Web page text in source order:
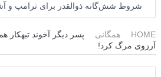
شروط شش‌گانه ذوالقدر برای ترامپ و
ذوالقدرها پخته!
ایران؛ فرمانده ارتش آمریکا به مقامات
HOME همگانی
پسر دیگر آخوند
آرزوی مرگ کرد!